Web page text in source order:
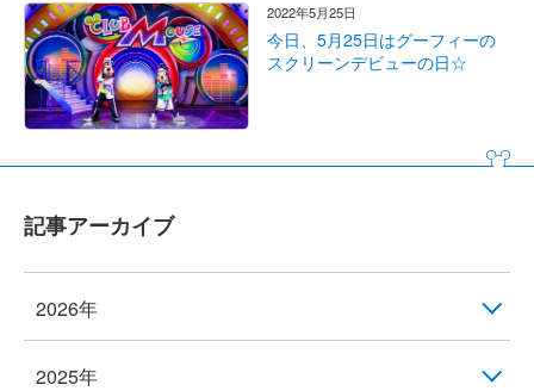
2022年5月25日
今日、5月25日はグーフィーの
スクリーンデビューの日☆
記事アーカイブ
2026年
2025年